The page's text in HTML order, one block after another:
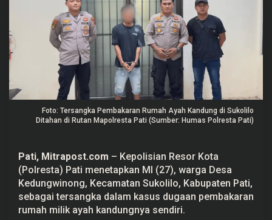
g
k
a
,
P
e
l
a
k
u
P
e
m
b
a
r
a
R
u
m
a
Foto: Tersangka Pembakaran Rumah Ayah Kandung di Sukolilo
Ditahan di Rutan Mapolresta Pati (Sumber: Humas Polresta Pati)
Pati, Mitrapost.com – Kepolisian Resor Kota
(Polresta) Pati menetapkan MI (27), warga Desa
Kedungwinong, Kecamatan Sukolilo, Kabupaten Pati,
sebagai tersangka dalam kasus dugaan pembakaran
rumah milik ayah kandungnya sendiri.